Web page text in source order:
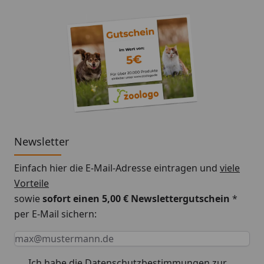
Newsletter
Einfach hier die E-Mail-Adresse eintragen und viele
Vorteile
sowiesofort einen 5,00 € Newslettergutschein *
per E-Mail sichern:
Keine Eingabe erforderlich
Eingabe erforderlich
E-Mail *